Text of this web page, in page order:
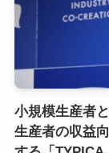
小規模生産者
生産者の収益